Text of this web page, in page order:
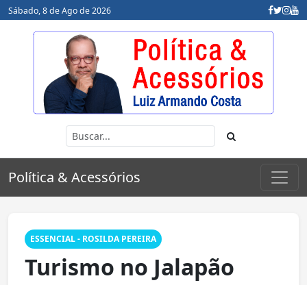
Sábado, 8 de Ago de 2026
Política & Acessórios
ESSENCIAL - ROSILDA PEREIRA
Turismo no Jalapão